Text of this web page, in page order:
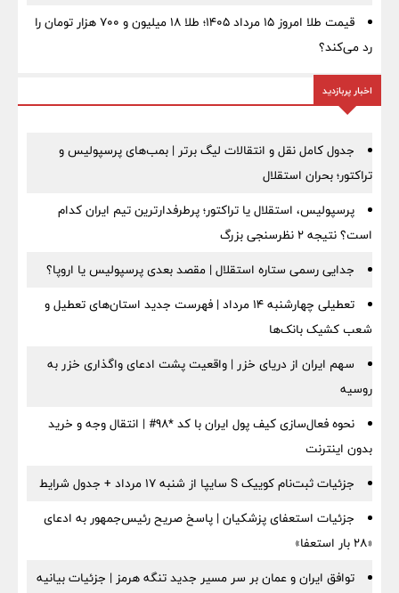
قیمت طلا امروز ۱۵ مرداد ۱۴۰۵؛ طلا ۱۸ میلیون و ۷۰۰ هزار تومان را
رد می‌کند؟
اخبار پربازدید
جدول کامل نقل و انتقالات لیگ برتر | بمب‌های پرسپولیس و
تراکتور؛ بحران استقلال
پرسپولیس، استقلال یا تراکتور؛ پرطرفدارترین تیم ایران کدام
است؟ نتیجه ۲ نظرسنجی بزرگ
جدایی رسمی ستاره استقلال | مقصد بعدی پرسپولیس یا اروپا؟
تعطیلی چهارشنبه ۱۴ مرداد | فهرست جدید استان‌های تعطیل و
شعب کشیک بانک‌ها
سهم ایران از دریای خزر | واقعیت پشت ادعای واگذاری خزر به
روسیه
نحوه فعال‌سازی کیف پول ایران با کد *98# | انتقال وجه و خرید
بدون اینترنت
جزئیات ثبت‌نام کوییک S سایپا از شنبه ۱۷ مرداد + جدول شرایط
جزئیات استعفای پزشکیان | پاسخ صریح رئیس‌جمهور به ادعای
«۲۸ بار استعفا»
توافق ایران و عمان بر سر مسیر جدید تنگه هرمز | جزئیات بیانیه